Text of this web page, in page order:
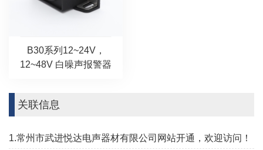
B30系列12~24V，
12~48V 白噪声报警器
关联信息
1.常州市武进悦达电声器材有限公司网站开通，欢迎访问！